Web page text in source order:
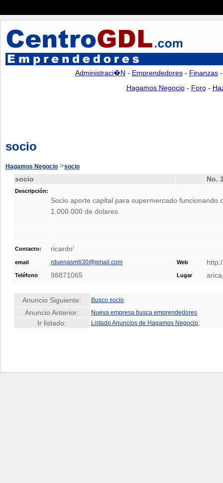
Administraci�n - Emprendedores- Finanzas
Hagamos Negocio- Foro-
socio
Hagamos Negocio >socio
socio No.
Descripción:
Socio aporte capital para supermercado funcionando
1.000.000 de dolares.
Contacto: ricardo'
email rduenasm630@gmail.com Web
Teléfono 98871065 Lugar
Anuncio Siguiente: Busco socio
Anuncio Anterior: Nueva empresa busca emprendedores
Ir listado: Listado Anuncios de Hagamos Negocio;